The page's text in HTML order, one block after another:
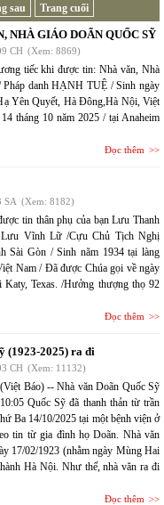
sau Trang cuối
NHÀ GIÁO DOÃN QUỐC SỸ
CH (Xem: 8869)
tiếc khi được tin: Nhà văn, Nhà
danh HẠNH TUỆ / Sinh ngày
Yên Quyết, Hà Đông,Hà Nội, Việt
tháng 10 năm 2025 / tại Anaheim
Đọc thêm
SA (Xem: 8182)
tin thân phụ của bạn Lưu Thanh
Lưu Vĩnh Lữ /Cựu Chủ Tịch Nghị
Sài Gòn / Sinh năm 1934 tại làng
Nam / Đã được Chúa gọi về ngày
Katy, Texas. /Hưởng thượng thọ 92
Đọc thêm
(1923-2025) ra đi
CH (Xem: 11132)
Báo) -- Nhà văn Doãn Quốc Sỹ
Quốc Sỹ đã thanh thản từ trần
Ba 14/10/2025 tại một bệnh viện ở
tin từ gia đình họ Doãn. Nhà văn
17/02/1923 (nhằm ngày Mùng Hai
Hà Nội. Như thế, nhà văn ra đi
Đọc thêm